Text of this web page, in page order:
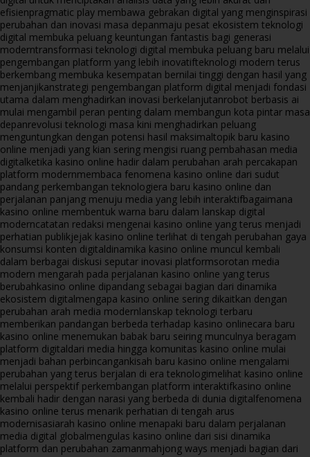
efisienpragmatic play membawa gebrakan digital yang menginspirasi
perubahan dan inovasi masa depanmaju pesat ekosistem teknologi
digital membuka peluang keuntungan fantastis bagi generasi
moderntransformasi teknologi digital membuka peluang baru melalui
pengembangan platform yang lebih inovatifteknologi modern terus
berkembang membuka kesempatan bernilai tinggi dengan hasil yang
menjanjikanstrategi pengembangan platform digital menjadi fondasi
utama dalam menghadirkan inovasi berkelanjutanrobot berbasis ai
mulai mengambil peran penting dalam membangun kota pintar masa
depanrevolusi teknologi masa kini menghadirkan peluang
menguntungkan dengan potensi hasil maksimaltopik baru kasino
online menjadi yang kian sering mengisi ruang pembahasan media
digitalketika kasino online hadir dalam perubahan arah percakapan
platform modernmembaca fenomena kasino online dari sudut
pandang perkembangan teknologiera baru kasino online dan
perjalanan panjang menuju media yang lebih interaktifbagaimana
kasino online membentuk warna baru dalam lanskap digital
moderncatatan redaksi mengenai kasino online yang terus menjadi
perhatian publikjejak kasino online terlihat di tengah perubahan gaya
konsumsi konten digitaldinamika kasino online muncul kembali
dalam berbagai diskusi seputar inovasi platformsorotan media
modern mengarah pada perjalanan kasino online yang terus
berubahkasino online dipandang sebagai bagian dari dinamika
ekosistem digitalmengapa kasino online sering dikaitkan dengan
perubahan arah media modernlanskap teknologi terbaru
memberikan pandangan berbeda terhadap kasino onlinecara baru
kasino online menemukan babak baru seiring munculnya beragam
platform digitaldari media hingga komunitas kasino online mulai
menjadi bahan perbincangankisah baru kasino online mengalami
perubahan yang terus berjalan di era teknologimelihat kasino online
melalui perspektif perkembangan platform interaktifkasino online
kembali hadir dengan narasi yang berbeda di dunia digitalfenomena
kasino online terus menarik perhatian di tengah arus
modernisasiarah kasino online menapaki baru dalam perjalanan
media digital globalmengulas kasino online dari sisi dinamika
platform dan perubahan zamanmahjong ways menjadi bagian dari